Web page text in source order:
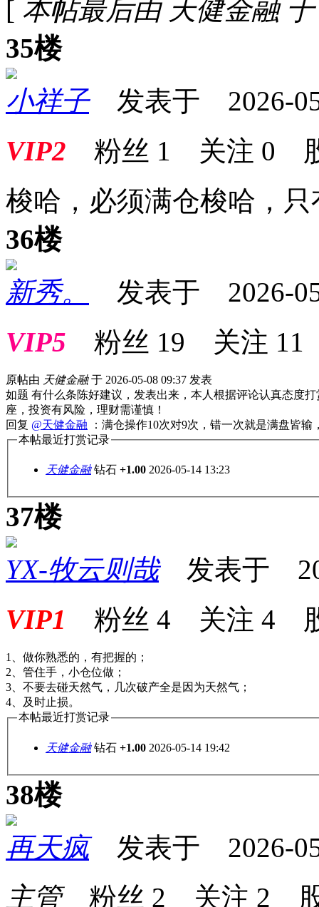
[ 本帖最后由 天健金融
35楼
小祥子发表于 2026-
VIP2 粉丝 1 关注 0
梭哈，必须满仓梭哈，
36楼
新秀。
发表于 2026-
VIP5 粉丝 19 关注 11
原帖由 天健金融于 2026-05-08 09:37 发表
如题 有什么条陈好建议，发表出来，本人根据评论认真态度
座，投资有风险，理财需谨慎！
回复 @天健金融 ：满仓操作10次对9次，错一次就是满盘皆输
本帖最近打赏记录
天健金融 钻石 +1.00 2026-05-14 13:23
37楼
YX-牧云则哉发表于
VIP1 粉丝 4 关注 4
1、做你熟悉的，有把握的；
2、管住手，小仓位做；
3、不要去碰天然气，几次破产全是因为天然气；
4、及时止损。
本帖最近打赏记录
天健金融 钻石 +1.00 2026-05-14 19:42
38楼
再天疯发表于 2026-
主管粉丝 2 关注 2